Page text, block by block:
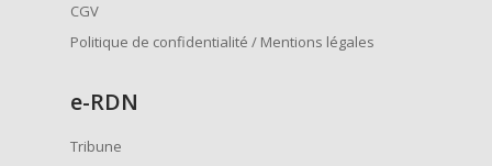
CGV
Politique de confidentialité / Mentions légales
e-RDN
Tribune